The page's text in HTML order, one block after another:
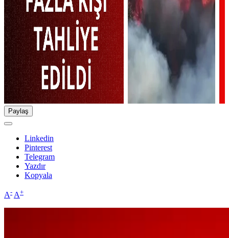
Paylaş
Linkedin
Pinterest
Telegram
Yazdır
Kopyala
A- A+